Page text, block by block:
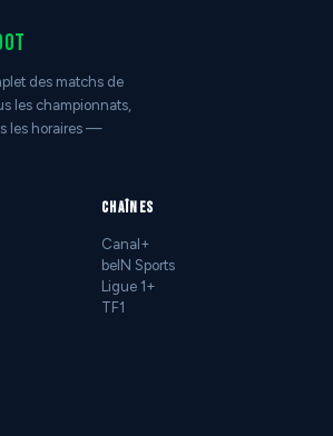
des matchs de
les championnats,
les horaires —
CHAÎNES
Canal+
beIN Sports
Ligue 1+
TF1